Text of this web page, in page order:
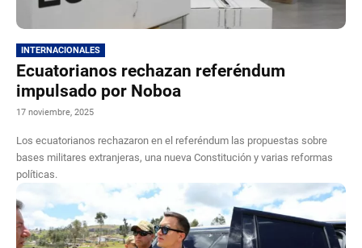
INTERNACIONALES
Ecuatorianos rechazan referéndum
impulsado por Noboa
17 noviembre, 2025
Los ecuatorianos rechazaron en el referéndum las propuestas sobre
bases militares extranjeras, una nueva Constitución y varias reformas
políticas.